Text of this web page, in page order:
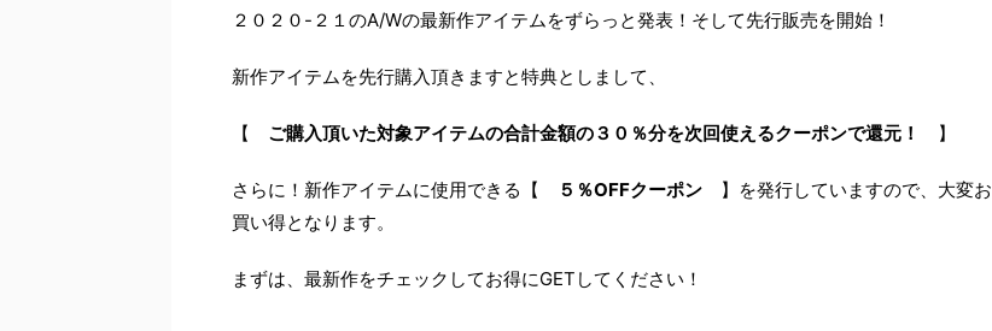
２０２０-２１のA/Wの最新作アイテムをずらっと発表！そして先行販売を開始！
新作アイテムを先行購入頂きますと特典としまして、
【 ご購入頂いた対象アイテムの合計金額の３０％分を次回使えるクーポンで還元！ 】
さらに！新作アイテムに使用できる【 ５％OFFクーポン 】を発行していますので、大変お
買い得となります。
まずは、最新作をチェックしてお得にGETしてください！